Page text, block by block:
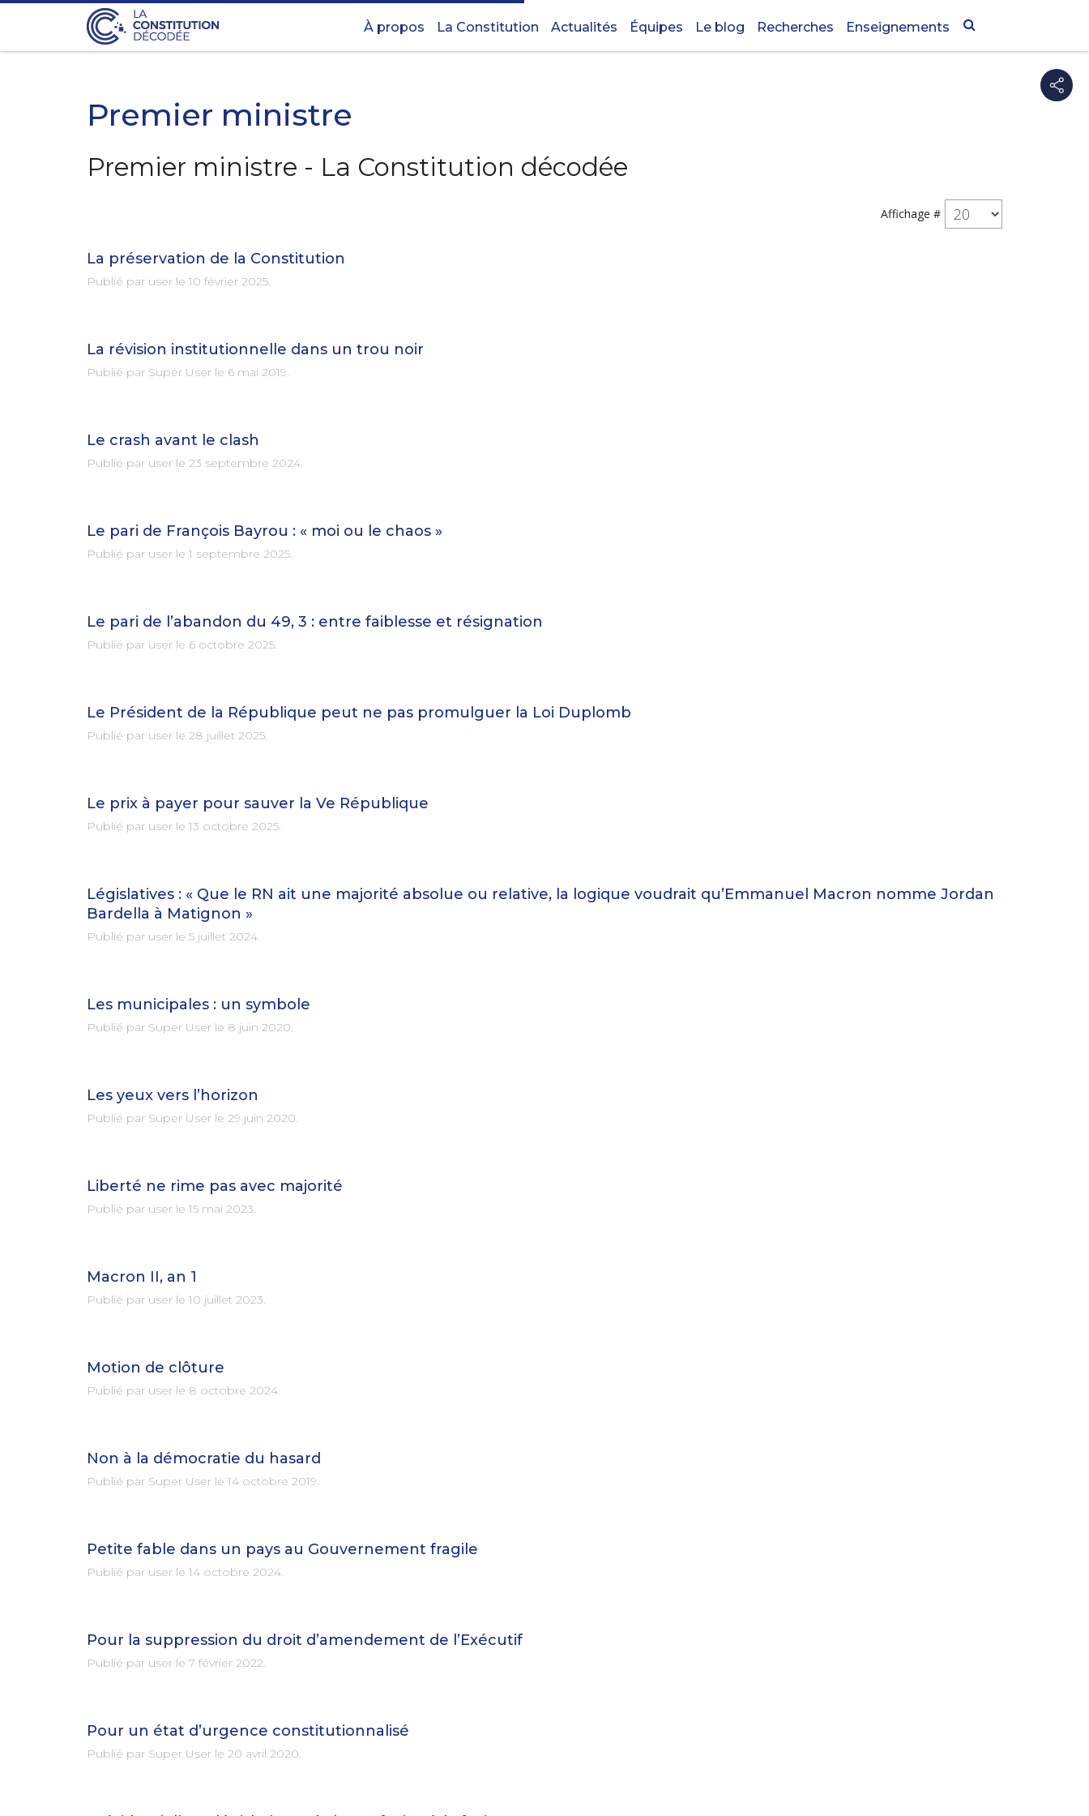
À propos La Constitution Actualités Équipes Le blog Recherches Enseignements
Premier ministre
Premier ministre - La Constitution décodée
Affichage #
La préservation de la Constitution
Publié par user le 10 février 2025.
La révision institutionnelle dans un trou noir
Publié par Super User le 6 mai 2019.
Le crash avant le clash
Publié par user le 23 septembre 2024.
Le pari de François Bayrou : « moi ou le chaos »
Publié par user le 1 septembre 2025.
Le pari de l’abandon du 49, 3 : entre faiblesse et résignation
Publié par user le 6 octobre 2025.
Le Président de la République peut ne pas promulguer la Loi Duplomb
Publié par user le 28 juillet 2025.
Le prix à payer pour sauver la Ve République
Publié par user le 13 octobre 2025.
Législatives : « Que le RN ait une majorité absolue ou relative, la logique voudrait qu’Emmanuel Macron nomme Jordan
Bardella à Matignon »
Publié par user le 5 juillet 2024.
Les municipales : un symbole
Publié par Super User le 8 juin 2020.
Les yeux vers l’horizon
Publié par Super User le 29 juin 2020.
Liberté ne rime pas avec majorité
Publié par user le 15 mai 2023.
Macron II, an 1
Publié par user le 10 juillet 2023.
Motion de clôture
Publié par user le 8 octobre 2024.
Non à la démocratie du hasard
Publié par Super User le 14 octobre 2019.
Petite fable dans un pays au Gouvernement fragile
Publié par user le 14 octobre 2024.
Pour la suppression du droit d’amendement de l’Exécutif
Publié par user le 7 février 2022.
Pour un état d’urgence constitutionnalisé
Publié par Super User le 20 avril 2020.